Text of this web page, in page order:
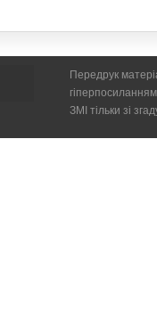
Передрук
ЗМІ тільки зі